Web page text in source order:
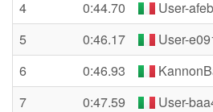
4
0:44.70 User-afeb
5
0:46.17 User-
6
0:46.93
7
0:47.59 User-